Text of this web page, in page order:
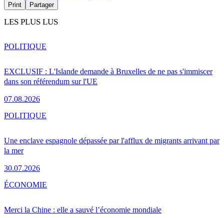
Print Partager
LES PLUS LUS
EXCLUSIF : L'Islande demande à Bruxelles de ne pas s'immiscer
dans son référendum sur l'UE
07.08.2026
POLITIQUE
Une enclave espagnole dépassée par l'afflux de migrants arrivant par
la mer
30.07.2026
POLITIQUE
Merci la Chine : elle a sauvé l’économie mondiale
ÉCONOMIE